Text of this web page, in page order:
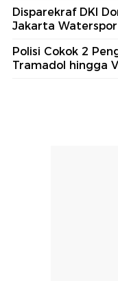
Disparekraf DKI
Jakarta
Polisi Cokok 2
Tramadol hingga